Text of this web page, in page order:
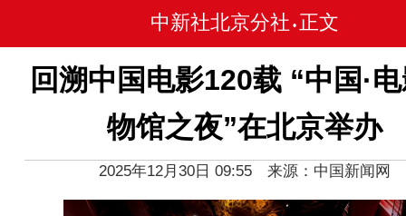
中新社北京分社 • 正文
回溯中国电影120载 “中国·
物馆之夜”在北京举办
2025年12月30日 09:55 来源：中国新闻网